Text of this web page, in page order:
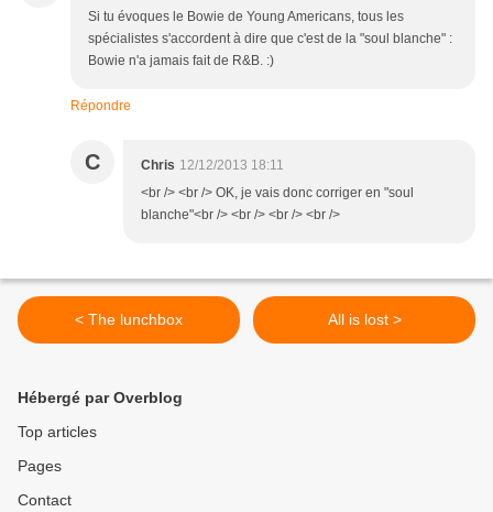
Si tu évoques le Bowie de Young Americans, tous les
spécialistes s'accordent à dire que c'est de la "soul blanche" :
Bowie n'a jamais fait de R&B. :)
Répondre
C Chris 12/12/2013 18:11
<br /> <br /> OK, je vais donc corriger en "soul
blanche"<br /> <br /> <br /> <br />
< The lunchbox All is lost >
Hébergé par Overblog
Top articles
Pages
Contact